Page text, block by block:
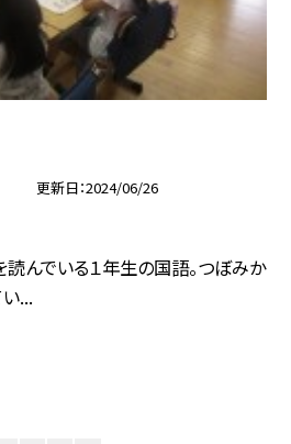
更新日 2024/06/26
読んでいる１年生の国語。つぼみか
...